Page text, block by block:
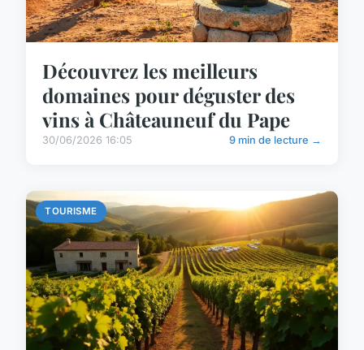
Découvrez les meilleurs
domaines pour déguster des
vins à Châteauneuf du Pape
30/06/2026 16:05 9 min de lecture →
TOURISME